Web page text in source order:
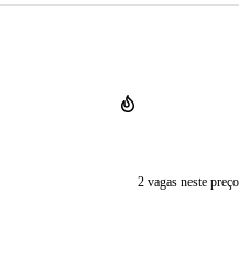
2 vagas neste preço